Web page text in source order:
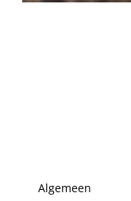
Algemeen